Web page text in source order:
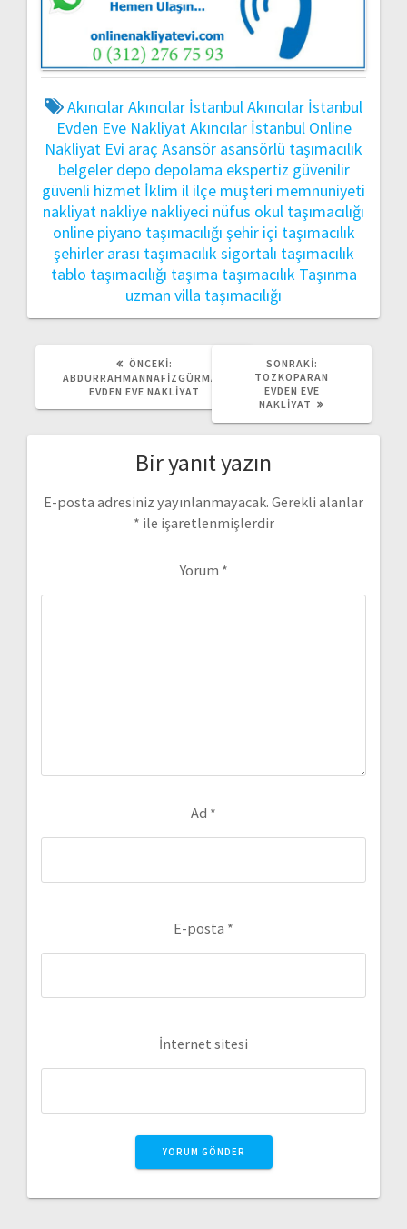
AkıncılarAkıncılar İstanbulAkıncılar İstanbul
Evden Eve NakliyatAkıncılar İstanbul Online
Nakliyat Evi araç Asansör asansörlü taşımacılık
belgeler depo depolama ekspertiz güvenilir
güvenli hizmet İklim il ilçe müşteri memnuniyeti
nakliyat nakliye nakliyeci nüfus okul taşımacılığı
online piyano taşımacılığı şehir içi taşımacılık
şehirler arası taşımacılıksigortalı taşımacılık
tablo taşımacılığı taşıma taşımacılık Taşınma
uzman villa taşımacılığı
ÖNCEKI:
YAZI:
ABDURRAHMANNAFIZGÜRMAN
EVDEN EVE NAKLIYAT
SONRAKI:
YAZI:
TOZKOPARAN
EVDEN EVE
NAKLIYAT
Bir yanıt yazın
E-posta adresiniz yayınlanmayacak. Gerekli alanlar
* ile işaretlenmişlerdir
Yorum *
Ad *
E-posta *
İnternet sitesi